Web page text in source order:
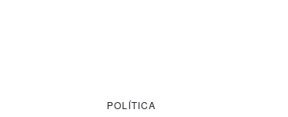
POLÍTICA